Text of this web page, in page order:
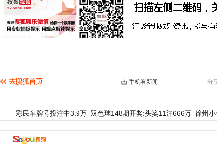
分
手机看新闻
彩民车牌号投注中3.9万 双色球148期开奖:头奖11注666万 徐州